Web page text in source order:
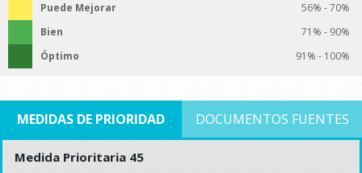
Puede Mejorar
56% - 70%
Bien
71% - 90%
Óptimo
91% - 100%
MEDIDAS DE PRIORIDAD DOCUMENTOS FUENTES
Medida Prioritaria 45